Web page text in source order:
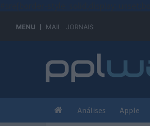
MENU MAIL JORNAIS
Análises Apple